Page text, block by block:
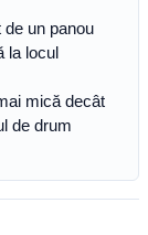
un panou
la locul
mică decât
de drum